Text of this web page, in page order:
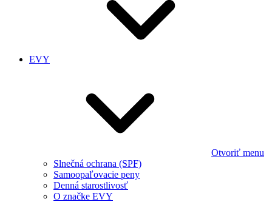
EVY
Otvoriť menu
Slnečná ochrana (SPF)
Samoopaľovacie peny
Denná starostlivosť
O značke EVY